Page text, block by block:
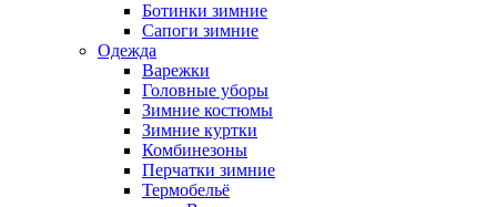
Ботинки зимние
Сапоги зимние
Одежда
Варежки
Головные уборы
Зимние костюмы
Зимние куртки
Комбинезоны
Перчатки зимние
Термобельё